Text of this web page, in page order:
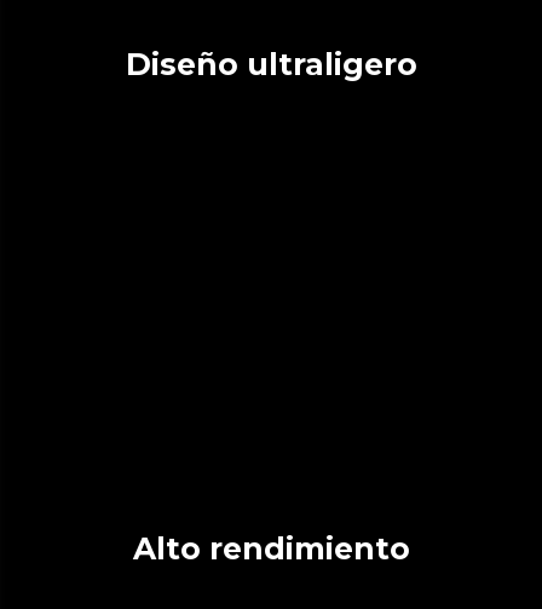
Diseño ultraligero
Alto rendimiento